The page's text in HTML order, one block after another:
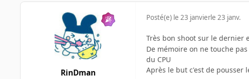
RinDman
Posté(e) le 23 janvierle 23 janv.
Très bon shoot sur le dernier
De mémoire on ne touche
du CPU
Après le but c'est de